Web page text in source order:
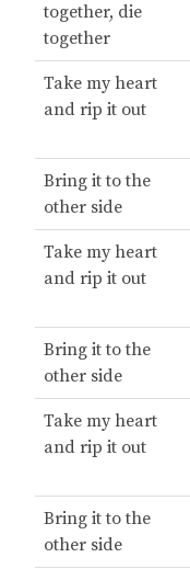
together, die
together
Take my heart
and rip it out
Bring it to the
other side
Take my heart
and rip it out
Bring it to the
other side
Take my heart
and rip it out
Bring it to the
other side